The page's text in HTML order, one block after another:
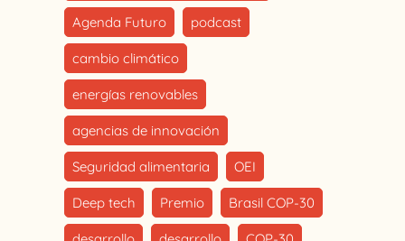
Agenda Futuro podcast
cambio climático
energías renovables
agencias de innovación
Seguridad alimentaria OEI
Deep tech Premio Brasil COP-30